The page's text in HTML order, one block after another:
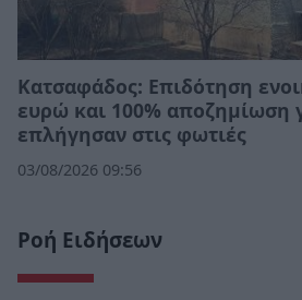
Κατσαφάδος: Επιδότηση
ευρώ και 100% αποζημίωση
επλήγησαν στις φωτιές
03/08/2026 09:56
Ροή Ειδήσεων